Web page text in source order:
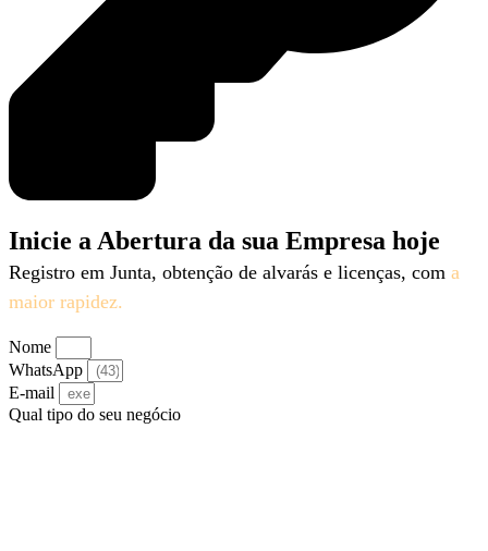
Inicie a Abertura da sua Empresa hoje
Registro em Junta, obtenção de alvarás e licenças, com a
maior rapidez.
Nome
WhatsApp
E-mail
Qual tipo do seu negócio